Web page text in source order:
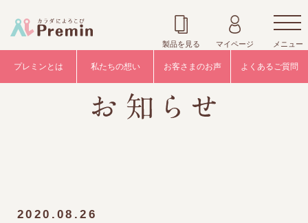
製品を見る マイページ メニュー
プレミンとは 私たちの想い お客さまのお声 よくあるご質問
2020.08.26